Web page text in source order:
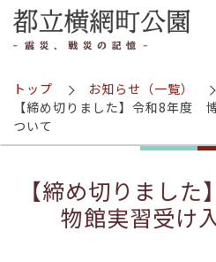
トップ
お知らせ（一覧）
【締め切りました】令和8年度
ついて
【締め切りまし
物館実習受け